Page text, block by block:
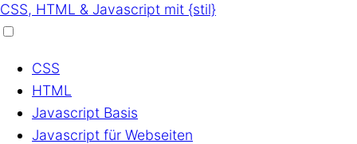
CSS, HTML & Javascript mit {stil}
CSS
HTML
Javascript Basis
Javascript für Webseiten